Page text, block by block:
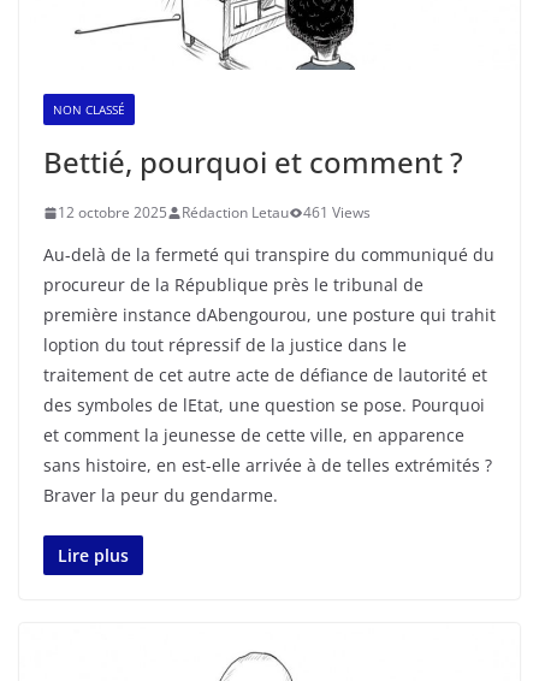
NON CLASSÉ
Bettié, pourquoi et comment ?
12 octobre 2025 Rédaction Letau 461 Views
Au-delà de la fermeté qui transpire du communiqué du
procureur de la République près le tribunal de
première instance dAbengourou, une posture qui trahit
loption du tout répressif de la justice dans le
traitement de cet autre acte de défiance de lautorité et
des symboles de lEtat, une question se pose. Pourquoi
et comment la jeunesse de cette ville, en apparence
sans histoire, en est-elle arrivée à de telles extrémités ?
Braver la peur du gendarme.
Lire plus